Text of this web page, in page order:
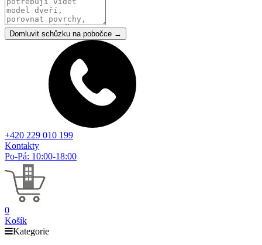
Domluvit schůzku na pobočce →
+420 229 010 199
Kontakty
Po-Pá: 10:00-18:00
0
Košík
Kategorie